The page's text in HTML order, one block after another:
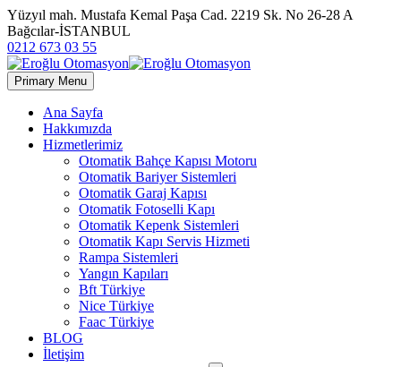
Yüzyıl mah. Mustafa Kemal Paşa Cad. 2219 Sk. No 26-28 A
Bağcılar-İSTANBUL
0212 673 03 55
Primary Menu
Ana Sayfa
Hakkımızda
Hizmetlerimiz
Otomatik Bahçe Kapısı Motoru
Otomatik Bariyer Sistemleri
Otomatik Garaj Kapısı
Otomatik Fotoselli Kapı
Otomatik Kepenk Sistemleri
Otomatik Kapı Servis Hizmeti
Rampa Sistemleri
Yangın Kapıları
Bft Türkiye
Nice Türkiye
Faac Türkiye
BLOG
İletişim